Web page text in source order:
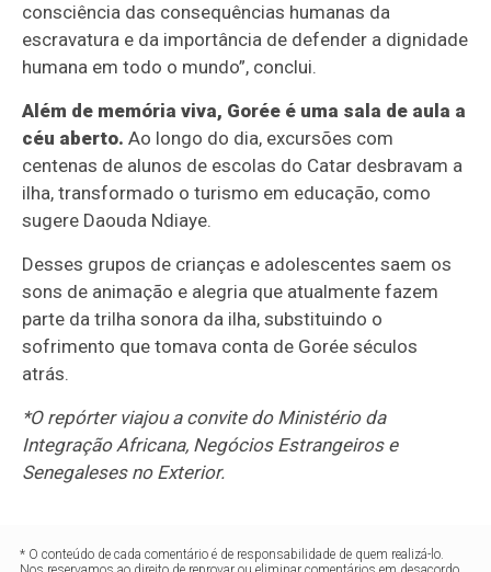
consciência das consequências humanas da
escravatura e da importância de defender a dignidade
humana em todo o mundo”, conclui.
Além de memória viva, Gorée é uma sala de aula a
céu aberto. Ao longo do dia, excursões com
centenas de alunos de escolas do Catar desbravam a
ilha, transformado o turismo em educação, como
sugere Daouda Ndiaye.
Desses grupos de crianças e adolescentes saem os
sons de animação e alegria que atualmente fazem
parte da trilha sonora da ilha, substituindo o
sofrimento que tomava conta de Gorée séculos
atrás.
*O repórter viajou a convite do Ministério da
Integração Africana, Negócios Estrangeiros e
Senegaleses no Exterior.
* O conteúdo de cada comentário é de responsabilidade de quem realizá-lo.